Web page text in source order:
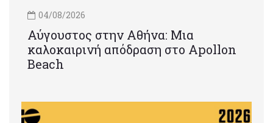
04/08/2026
Αύγουστος στην Αθήνα: Μια
καλοκαιρινή απόδραση στο Apollon
Beach